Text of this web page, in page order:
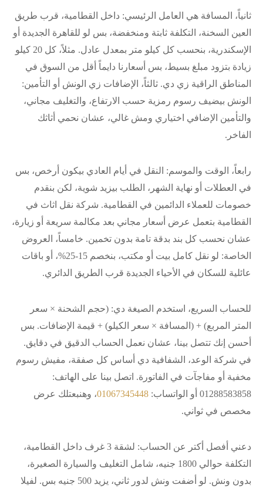
ثانياً، المسافة هي العامل الرئيسي: داخل القطامية، قرب طريق
العين السخنة، التكلفة ثابتة ومنخفضة، بس لو للقاهرة الجديدة أو
الإسكندرية، بنحسب كل كيلو متر بمعدل عادل. مثلاً، كل 20 كيلو
زيادة بتزود مبلغ بسيط، بس أسعارنا دايماً أقل من السوق في
المناطق الراقية زي دي. ثالثاً، الإضافات زي الونش أو التأمين:
الونش بيضيف رسوم رمزية حسب الارتفاع، والتغليف مجاني،
والتأمين الإضافي اختياري ومش غالي، عشان نحمي أثاثك
الفاخر.
رابعاً، الوقت والموسم: النقل في أيام العادي بيكون أرخص، بس
في العطلات أو نهاية الشهر، الطلب بيزيد شوية، لكن بنقدم
خصومات للعملاء الدائمين في القطامية. شركة نقل اثاث في
القطامية بتعمل عرض أسعار مجاني بعد مكالمة سريعة أو زيارة،
عشان نحسب كل بند بدقة تامة بدون تخمين. خامساً، العروض
الخاصة: لو نقل كامل بيت أو مكتب، بنخصم 15-25%، أو باقات
عائلية للسكان في الأحياء الجديدة قرب الطريق الدائري.
للحساب السريع، استخدم الصيغة دي: (حجم الشحنة × سعر
المتر المربع) + (المسافة × سعر الكيلو) + قيمة الإضافات. بس
أحسن إنك تتصل بينا، عشان نعمل الحساب الدقيق في دقايق.
في شركة الوعد، الشفافية دي أساس كل صفقة، مفيش رسوم
مخفية أو مفاجآت في الفاتورة. اتصل بينا على الهاتف:
01288583858 أو الواتساب:
01067345448، وهنبعتلك عرض
مخصص في ثواني.
دعني أفصل أكتر عن الحساب: لشقة 3 غرف داخل القطامية،
التكلفة حوالي 1800 جنيه، شامل التغليف والسيارة الصغيرة،
بدون ونش. لو أضفت ونش لدور ثاني، يزيد 500 جنيه بس. لفيلا